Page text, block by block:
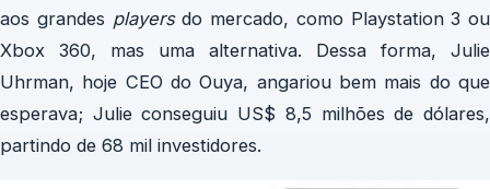
aos grandes playersdo mercado, como Playstation 3 ou
Xbox 360, mas uma alternativa. Dessa forma, Julie
Uhrman, hoje CEO do Ouya, angariou bem mais do que
esperava; Julie conseguiu US$ 8,5 milhões de dólares,
partindo de 68 mil investidores.